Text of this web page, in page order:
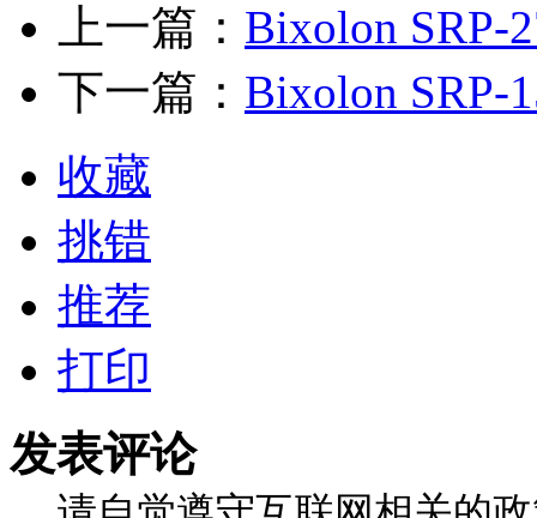
上一篇： Bixolon SRP-
下一篇： Bixolon SRP-
收藏
挑错
推荐
打印
发表评论